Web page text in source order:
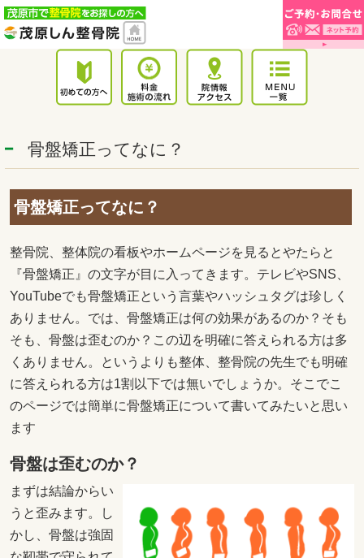
骨盤矯正ってなに？
骨盤矯正ってなに？
整骨院、整体院の看板やホームページを見るとやたらと
『骨盤矯正』の文字が目に入ってきます。テレビやSNS、
YouTubeでも骨盤矯正という言葉やハッシュタグは珍しく
ありません。では、骨盤矯正は何の効果があるのか？そも
そも、骨盤は歪むのか？この辺を明確に答えられる方は多
くありません。というよりも整体、整骨院の先生でも明確
に答えられる方は1割以下では無いでしょうか。そこでこ
のページでは簡単に骨盤矯正について書いてみたいと思い
ます
骨盤は歪むのか？
まずは結論からい
うと歪みます。し
かし、骨盤は強固